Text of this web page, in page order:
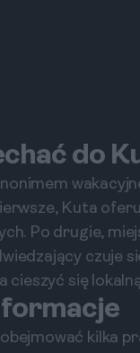
do
Kuta
Po drugie,
czuje
cieszyć się
kilka